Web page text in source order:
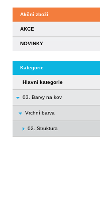
Akční zboží
AKCE
NOVINKY
Kategorie
Hlavní kategorie
03. Barvy na kov
Vrchní barva
02. Struktura